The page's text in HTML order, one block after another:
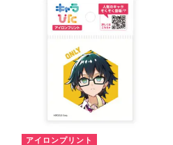
アイロンプリント